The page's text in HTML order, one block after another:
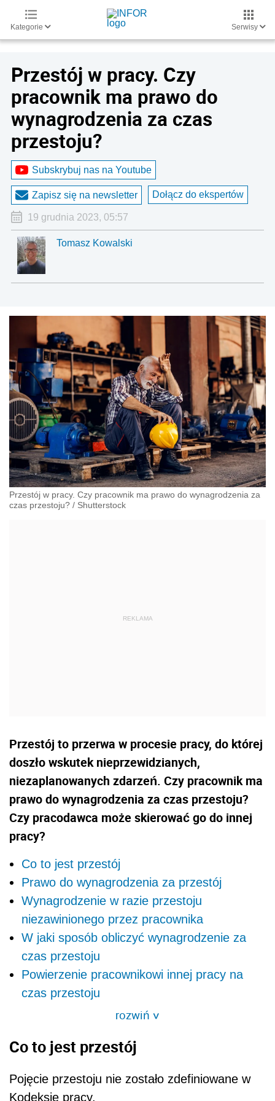
Kategorie Serwisy
Przestój w pracy. Czy
pracownik ma prawo do
wynagrodzenia za czas
przestoju?
Subskrybuj nas na Youtube
Zapisz się na newsletter Dołącz do ekspertów
19 grudnia 2023, 05:57
Tomasz Kowalski
Przestój w pracy. Czy pracownik ma prawo do wynagrodzenia za
czas przestoju? / Shutterstock
Przestój to przerwa w procesie pracy, do której
doszło wskutek nieprzewidzianych,
niezaplanowanych zdarzeń. Czy pracownik ma
prawo do wynagrodzenia za czas przestoju?
Czy pracodawca może skierować go do innej
pracy?
Co to jest przestój
Prawo do wynagrodzenia za przestój
Wynagrodzenie w razie przestoju
niezawinionego przez pracownika
W jaki sposób obliczyć wynagrodzenie za
czas przestoju
Powierzenie pracownikowi innej pracy na
czas przestoju
rozwiń>
Co to jest przestój
Pojęcie przestoju nie zostało zdefiniowane w
Kodeksie pracy.